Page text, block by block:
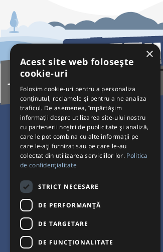
Pentru Călători
Curse autobuz
Plecări/Sosiri
Setări de cookie-uri
×
Acest site web folosește
cookie-uri
Folosim cookie-uri pentru a personaliza
conținutul, reclamele și pentru a ne analiza
traficul. De asemenea, împărtășim
informații despre utilizarea site-ului nostru
cu partenerii noștri de publicitate și analiză,
care le pot combina cu alte informații pe
care le-ați furnizat sau pe care le-au
colectat din utilizarea serviciilor lor. Politica
de confidențialitate
STRICT NECESARE
DE PERFORMANȚĂ
DE TARGETARE
DE FUNCŢIONALITATE